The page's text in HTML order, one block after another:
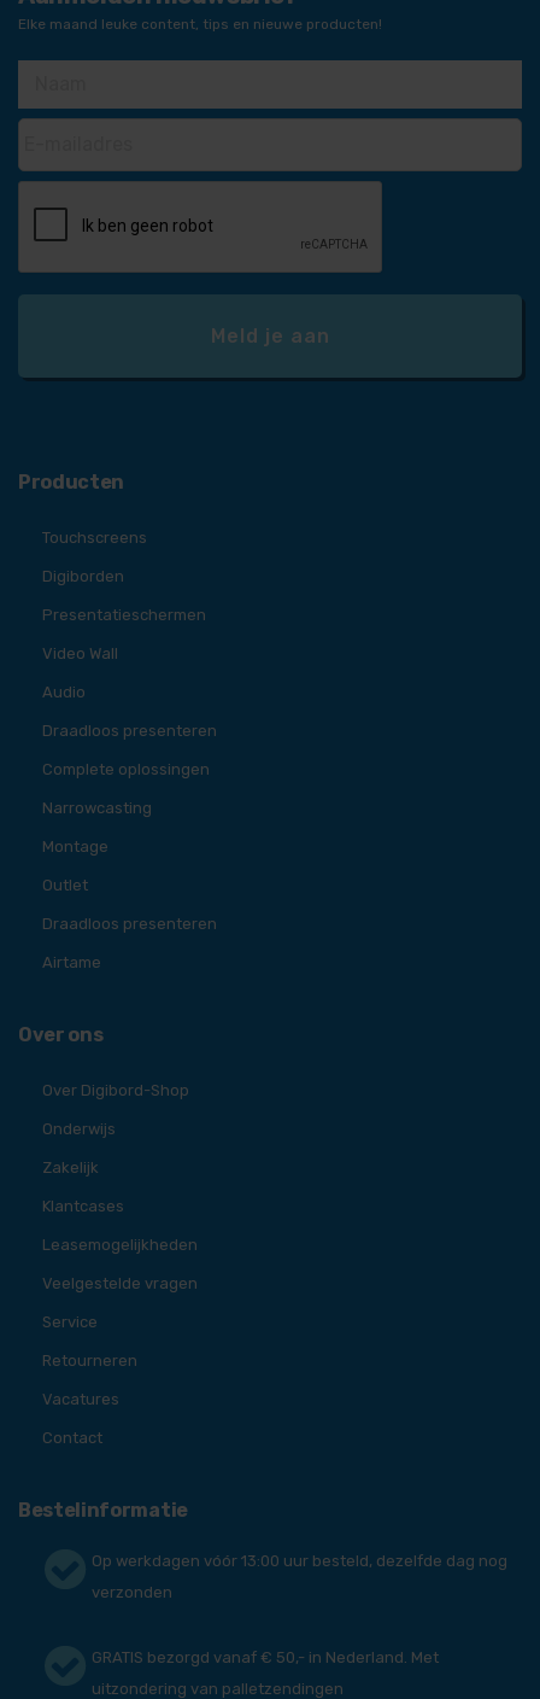
Elke maand leuke content, tips en nieuwe producten!
Producten
Touchscreens
Digiborden
Presentatieschermen
Video Wall
Audio
Draadloos presenteren
Complete oplossingen
Narrowcasting
Montage
Outlet
Draadloos presenteren
Airtame
Over ons
Over Digibord-Shop
Onderwijs
Zakelijk
Klantcases
Leasemogelijkheden
Veelgestelde vragen
Service
Retourneren
Vacatures
Contact
Bestelinformatie
Op werkdagen vóór 13:00 uur besteld, dezelfde dag nog
verzonden
GRATIS bezorgd vanaf € 50,- in Nederland. Met
uitzondering van palletzendingen